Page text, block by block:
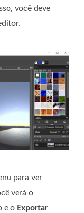
você deve
para ver
verá o
e o Exportar